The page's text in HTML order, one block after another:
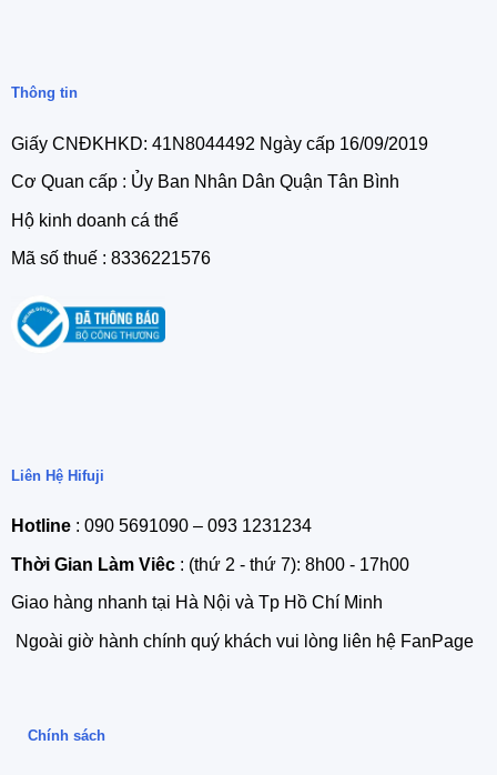
Thông tin
Giấy CNĐKHKD: 41N8044492 Ngày cấp 16/09/2019
Cơ Quan cấp : Ủy Ban Nhân Dân Quận Tân Bình
Hộ kinh doanh cá thể
Mã số thuế : 8336221576
Liên Hệ Hifuji
Hotline: 090 5691090 – 093 1231234
Thời Gian Làm Viêc: (thứ 2 - thứ 7): 8h00 - 17h00
Giao hàng nhanh tại Hà Nội và Tp Hồ Chí Minh
Ngoài giờ hành chính quý khách vui lòng liên hệ FanPage
Chính sách